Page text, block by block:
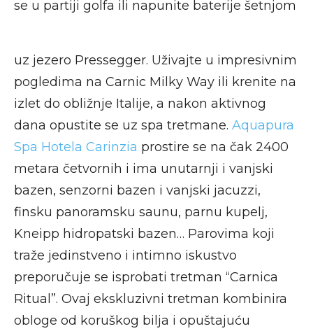
se u partiji golfa ili napunite baterije šetnjom
uz jezero Pressegger. Uživajte u impresivnim
pogledima na Carnic Milky Way ili krenite na
izlet do obližnje Italije, a nakon aktivnog
dana opustite se uz spa tretmane. Aquapura
Spa Hotela Carinzia prostire se na čak 2400
metara četvornih i ima unutarnji i vanjski
bazen, senzorni bazen i vanjski jacuzzi,
finsku panoramsku saunu, parnu kupelj,
Kneipp hidropatski bazen… Parovima koji
traže jedinstveno i intimno iskustvo
preporučuje se isprobati tretman “Carnica
Ritual”. Ovaj ekskluzivni tretman kombinira
obloge od koruškog bilja i opuštajuću